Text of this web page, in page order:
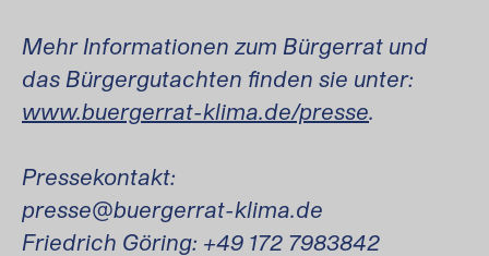
Mehr Informationen zum Bürgerrat und
das Bürgergutachten finden sie unter:
www.buergerrat-klima.de/presse.
Pressekontakt:
presse@buergerrat-klima.de
Friedrich Göring: +49 172 7983842